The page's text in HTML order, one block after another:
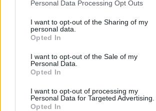
not limited to your visit or usage behaviour.
grant or deny consent to Google and its
use your data for below specified purposes
consent section.
Personal Data Processing Opt Outs
I want to opt-out of the Sharing of my
personal data.
Opted In
I want to opt-out of the Sale of my
Personal Data.
Opted In
I want to opt-out of processing my
Personal Data for Targeted Advertising.
Opted In
Continua a leggere
NEWS